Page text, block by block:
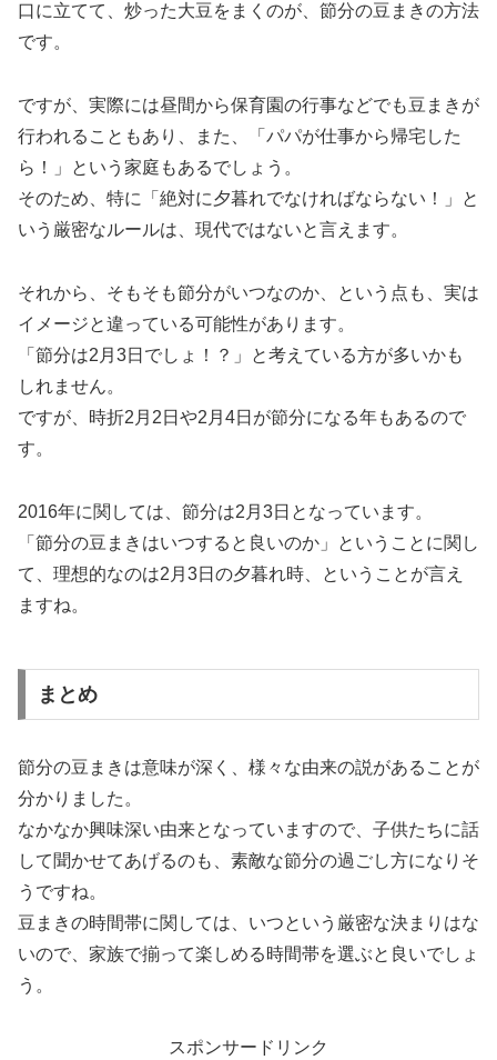
口に立てて、炒った大豆をまくのが、節分の豆まきの方法
です。
ですが、実際には昼間から保育園の行事などでも豆まきが
行われることもあり、また、「パパが仕事から帰宅した
ら！」という家庭もあるでしょう。
そのため、特に「絶対に夕暮れでなければならない！」と
いう厳密なルールは、現代ではないと言えます。
それから、そもそも節分がいつなのか、という点も、実は
イメージと違っている可能性があります。
「節分は2月3日でしょ！？」と考えている方が多いかも
しれません。
ですが、時折2月2日や2月4日が節分になる年もあるので
す。
2016年に関しては、節分は2月3日となっています。
「節分の豆まきはいつすると良いのか」ということに関し
て、理想的なのは2月3日の夕暮れ時、ということが言え
ますね。
まとめ
節分の豆まきは意味が深く、様々な由来の説があることが
分かりました。
なかなか興味深い由来となっていますので、子供たちに話
して聞かせてあげるのも、素敵な節分の過ごし方になりそ
うですね。
豆まきの時間帯に関しては、いつという厳密な決まりはな
いので、家族で揃って楽しめる時間帯を選ぶと良いでしょ
う。
スポンサードリンク